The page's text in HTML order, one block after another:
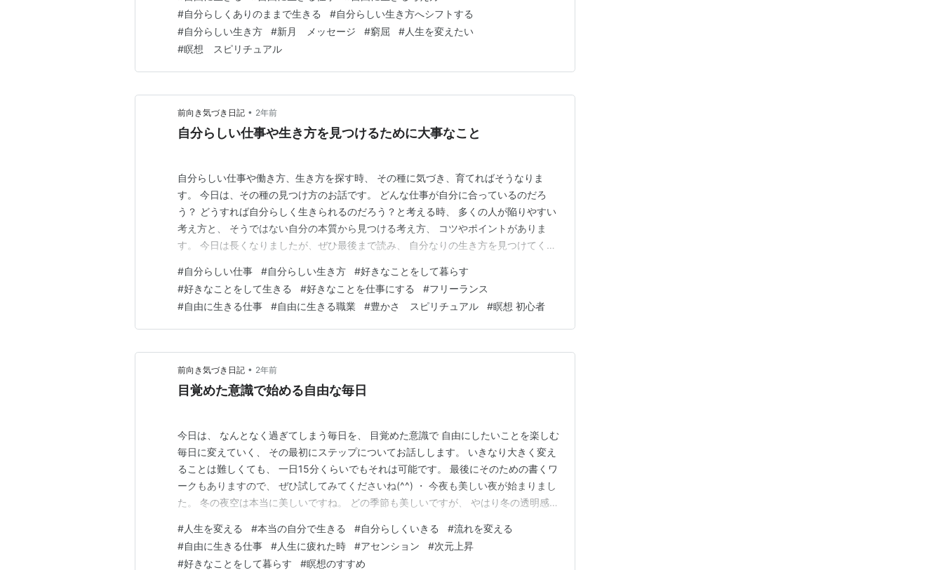
のお話です。 普段当たり前にしていることや 自分らしいと思って始めたことが、 知ら
ないうちに…
#自分らしくありのままで生きる #自分らしい生き方へシフトする
#自分らしい生き方 #新月 メッセージ #窮屈 #人生を変えたい
#瞑想 スピリチュアル
前向き気づき日記 • 2年前
自分らしい仕事や生き方を見つけるために大事なこと
自分らしい仕事や働き方、生き方を探す時、 その種に気づき、育てればそうなりま
す。 今日は、その種の見つけ方のお話です。 どんな仕事が自分に合っているのだろ
う？ どうすれば自分らしく生きられるのだろう？と考える時、 多くの人が陥りやすい
考え方と、 そうではない自分の本質から見つける考え方、 コツやポイントがありま
す。 今日は長くなりましたが、ぜひ最後まで読み、 自分なりの生き方を見つけてくだ
とでそれを看板、肩書きにし、 生きてきました。 例えば、 学校の先生になる、看護師
なる、 結婚して奥さんになる、 英語の資…
#自分らしい仕事 #自分らしい生き方 #好きなことをして暮らす
#好きなことをして生きる #好きなことを仕事にする #フリーランス
#自由に生きる仕事 #自由に生きる職業 #豊かさ スピリチュアル #瞑想 初心者
前向き気づき日記 • 2年前
目覚めた意識で始める自由な毎日
今日は、 なんとなく過ぎてしまう毎日を、 目覚めた意識で 自由にしたいことを楽しむ
毎日に変えていく、 その最初にステップについてお話しします。 いきなり大きく変え
ることは難しくても、 一日15分くらいでもそれは可能です。 最後にそのための書くワ
ークもありますので、 ぜひ試してみてくださいね(^^) ・ 今夜も美しい夜が始まりまし
た。 冬の夜空は本当に美しいですね。 どの季節も美しいですが、 やはり冬の透明感は
るのを感じます。 そして明日14日am7:27には今年最初の満月を迎えます。 今夜は満
月直前の満ちるエネルギ…
#人生を変える #本当の自分で生きる #自分らしくいきる #流れを変える
#自由に生きる仕事 #人生に疲れた時 #アセンション #次元上昇
#好きなことをして暮らす #瞑想のすすめ